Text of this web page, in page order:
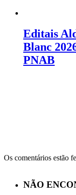
Editais
Blanc
PNAB
Os comentários estão
NÃO